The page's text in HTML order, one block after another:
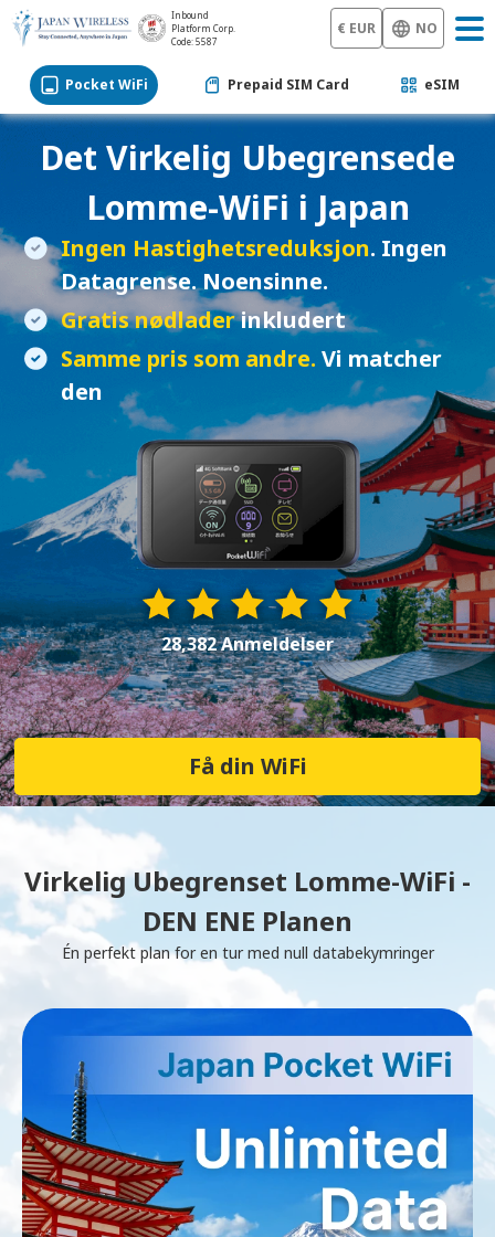
Inbound
Platform Corp.
Code: 5587
€ EUR NO
Pocket WiFi Prepaid SIM Card eSIM
Det Virkelig Ubegrensede
Lomme-WiFi i Japan
Ingen Hastighetsreduksjon. Ingen
Datagrense. Noensinne.
Gratis nødladerinkludert
Samme pris som andre. Vi matcher
den
28,382 Anmeldelser
Få din WiFi
Virkelig Ubegrenset Lomme-WiFi -
DEN ENE Planen
Én perfekt plan for en tur med null databekymringer